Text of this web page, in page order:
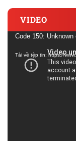
VIDEO
Trình
Video
Code 150: Unknown
Tải về tệp tin: https://